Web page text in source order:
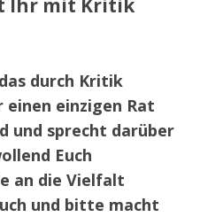
Ihr mit Kritik
durch Kritik
einzigen Rat
und sprecht darüber
Euch
an die Vielfalt
und bitte macht